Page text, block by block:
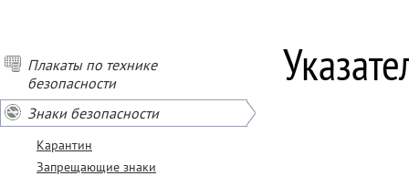
Плакаты по технике
безопасности
Знаки безопасности
Карантин
Запрещающие знаки